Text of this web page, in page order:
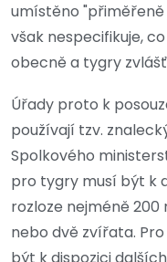
umístěno
však nespecifikuje,
obecně a tygry
Úřady proto k
používají tzv.
Spolkového
pro tygry musí být k
rozloze nejméně
nebo dvě zvířata.